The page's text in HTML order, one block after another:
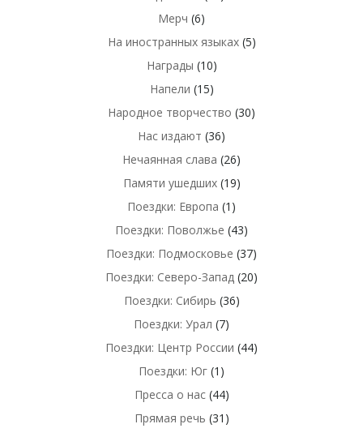
Мерч (6)
На иностранных языках(5)
Награды (10)
Напели (15)
Народное творчество (30)
Нас издают (36)
Нечаянная слава (26)
Памяти ушедших(19)
Поездки: Европа (1)
Поездки: Поволжье (43)
Поездки: Подмосковье (37)
Поездки: Северо-Запад (20)
Поездки: Сибирь (36)
Поездки: Урал (7)
Поездки: Центр России (44)
Поездки: Юг (1)
Пресса о нас(44)
Прямая речь (31)